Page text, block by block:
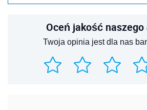
Oceń jakość naszego
Twoja opinia jest dla nas